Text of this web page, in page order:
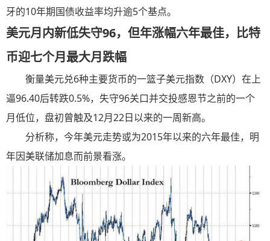
牙的10年期国债收益率均升逾5个基点。
美元月内新低失守96，但年涨幅六年最佳，比特
币迎七个月最大月跌幅
衡量美元兑6种主要货币的一篮子美元指数（DXY）在上
逼96.40后转跌0.5%，失守96关口并交投感恩节之前的一个
月低位，盘初曾触及12月22日以来的一周新高。
分析称，今年美元走势或为2015年以来的六年最佳，明
年因美联储加息而前景看涨。